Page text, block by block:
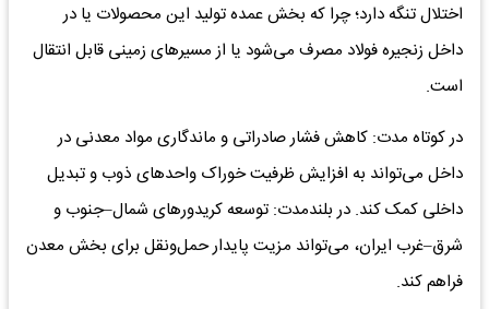
اختلال تنگه دارد؛ چرا که بخش عمده تولید این محصولات یا در
داخل زنجیره فولاد مصرف می‌شود یا از مسیرهای زمینی قابل انتقال
است.
در کوتاه‌ مدت: کاهش فشار صادراتی و ماندگاری مواد معدنی در
داخل می‌تواند به افزایش ظرفیت خوراک واحدهای ذوب و تبدیل
داخلی کمک کند. در بلندمدت: توسعه کریدورهای شمال–جنوب و
شرق–غرب ایران، می‌تواند مزیت پایدار حمل‌ونقل برای بخش معدن
فراهم کند.